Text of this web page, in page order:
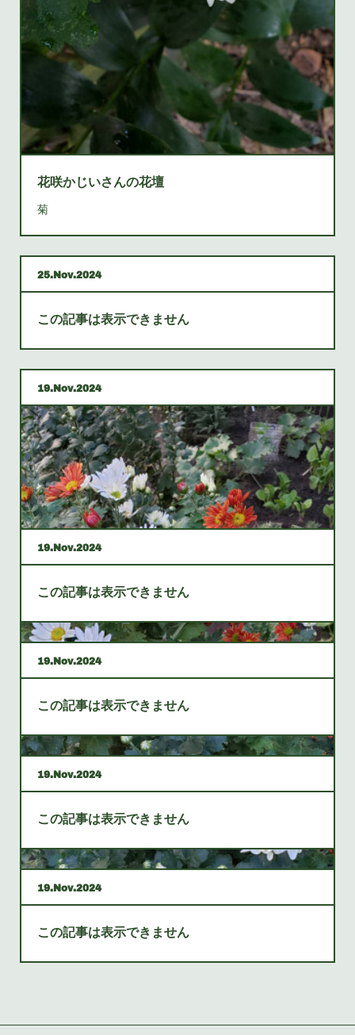
花咲かじいさんの花壇
菊
25 Nov 2024
この記事は表示できません
19 Nov 2024
19 Nov 2024
この記事は表示できません
19 Nov 2024
この記事は表示できません
19 Nov 2024
この記事は表示できません
19 Nov 2024
この記事は表示できません